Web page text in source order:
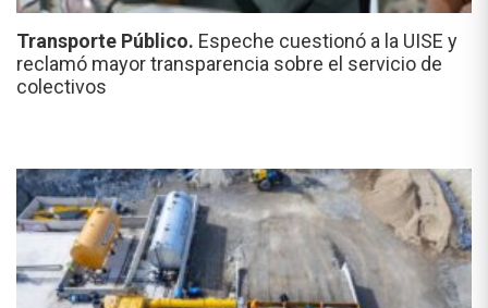
Transporte Público. Espeche cuestionó a la UISE y
reclamó mayor transparencia sobre el servicio de
colectivos